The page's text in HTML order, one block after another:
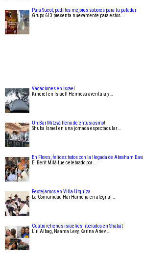
Para Sucot, pedí los mejores sabores para tu paladar
Grupo 613 presenta nuevamente para estos …
Vacaciones en Israel
Kineret en Israel! Hermosa aventura y …
Un Bar Mitzvá lleno de entusiasmo!
Shuba Israel en una jornada espectacular …
En Flores, felices todos con la llegada de Abraham
El Berit Milá fue celebrado por …
Festejamos en Villa Urquiza
La Comunidad Har Hamoria en alegría! …
Cuatro rehenes israelíes liberados en Shabat
Liri Albag, Naama Levy, Karina Ariev …